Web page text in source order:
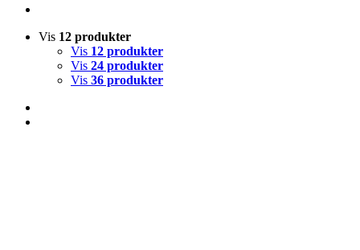
Vis 12 produkter
Vis 12 produkter
Vis 24 produkter
Vis 36 produkter